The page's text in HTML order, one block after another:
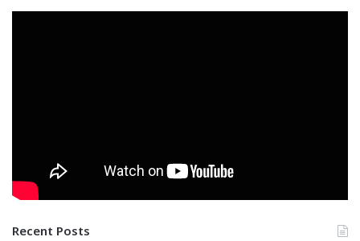
Recent Posts